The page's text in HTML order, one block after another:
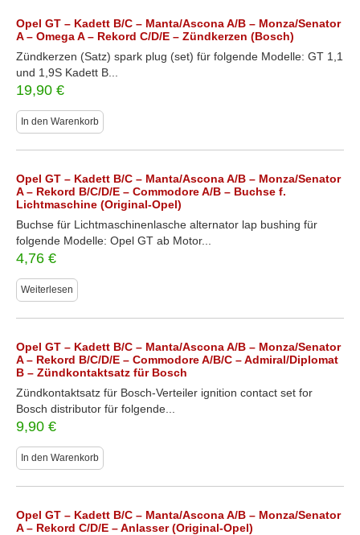
Opel GT – Kadett B/C – Manta/Ascona A/B – Monza/Senator
A – Omega A – Rekord C/D/E – Zündkerzen (Bosch)
Zündkerzen (Satz) spark plug (set) für folgende Modelle: GT 1,1
und 1,9S Kadett B...
19,90 €
In den Warenkorb
Opel GT – Kadett B/C – Manta/Ascona A/B – Monza/Senator
A – Rekord B/C/D/E – Commodore A/B – Buchse f.
Lichtmaschine (Original-Opel)
Buchse für Lichtmaschinenlasche alternator lap bushing für
folgende Modelle: Opel GT ab Motor...
4,76 €
Weiterlesen
Opel GT – Kadett B/C – Manta/Ascona A/B – Monza/Senator
A – Rekord B/C/D/E – Commodore A/B/C – Admiral/Diplomat
B – Zündkontaktsatz für Bosch
Zündkontaktsatz für Bosch-Verteiler ignition contact set for
Bosch distributor für folgende...
9,90 €
In den Warenkorb
Opel GT – Kadett B/C – Manta/Ascona A/B – Monza/Senator
A – Rekord C/D/E – Anlasser (Original-Opel)